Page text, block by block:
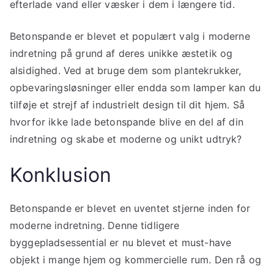
efterlade vand eller væsker i dem i længere tid.
Betonspande er blevet et populært valg i moderne
indretning på grund af deres unikke æstetik og
alsidighed. Ved at bruge dem som plantekrukker,
opbevaringsløsninger eller endda som lamper kan du
tilføje et strejf af industrielt design til dit hjem. Så
hvorfor ikke lade betonspande blive en del af din
indretning og skabe et moderne og unikt udtryk?
Konklusion
Betonspande er blevet en uventet stjerne inden for
moderne indretning. Denne tidligere
byggepladsessential er nu blevet et must-have
objekt i mange hjem og kommercielle rum. Den rå og